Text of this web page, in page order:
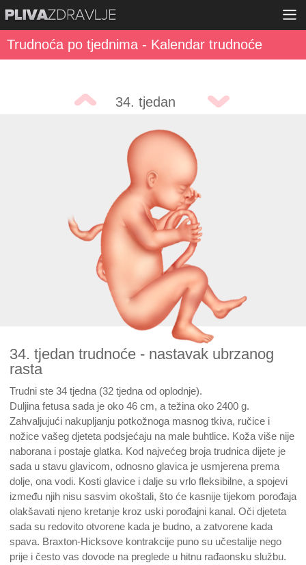
Trudnoća po tjednima - Kalendar trudnoće
34. tjedan
34. tjedan trudnoće - nastavak ubrzanog
rasta
Trudni ste 34 tjedna (32 tjedna od oplodnje).
Duljina fetusa sada je oko 46 cm, a težina oko 2400 g.
Zahvaljujući nakupljanju potkožnoga masnog tkiva, ručice i
nožice vašeg djeteta podsjećaju na male buhtlice. Koža više nije
naborana i postaje glatka. Kod najvećeg broja trudnica dijete je
sada u stavu glavicom, odnosno glavica je usmjerena prema
dolje, ona vodi. Kosti glavice i dalje su vrlo fleksibilne, a spojevi
između njih nisu sasvim okoštali, što će kasnije tijekom porođaja
olakšavati njeno kretanje kroz uski porođajni kanal. Oči djeteta
sada su redovito otvorene kada je budno, a zatvorene kada
spava. Braxton-Hicksove kontrakcije puno su učestalije nego
prije i često vas dovode na preglede u hitnu rađaonsku službu.